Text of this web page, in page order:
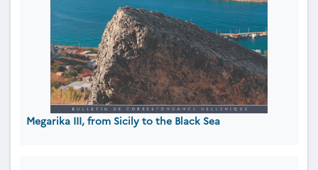
Megarika III, from Sicily to the Black Sea